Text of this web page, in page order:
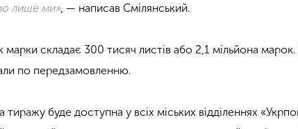
лише ми», — написав Смілянський.
марки складає 300 тисяч листів або 2,1 мільйона
по передзамовленню.
тиражу буде доступна у всіх міських відділеннях